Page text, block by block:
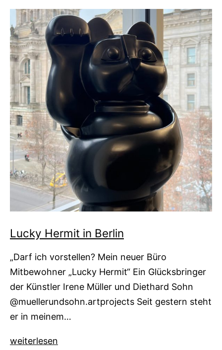
Lucky Hermit in Berlin
„Darf ich vorstellen? Mein neuer Büro
Mitbewohner „Lucky Hermit“ Ein Glücksbringer
der Künstler Irene Müller und Diethard Sohn
@muellerundsohn.artprojects Seit gestern steht
er in meinem…
Lucky
weiterlesen